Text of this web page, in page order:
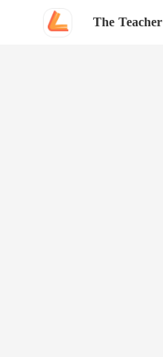
The Teacher